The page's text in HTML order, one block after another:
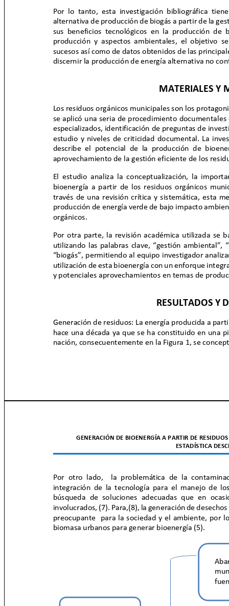
Por lo tanto, esta investigación bibliográfica
alternativa de producción de biogás a partir de la
sus beneficios tecnológicos en la producción de
producción y aspectos ambientales, el objetivo
sucesos así como de datos obtenidos de las
discernir la producción de energía alternativa no
MATERIALES Y
Los residuos orgánicos municipales son los
se aplicó una seria de procedimiento
especializados, identificación de preguntas de
estudio y niveles de criticidad documental. La
describe el potencial de la producción de
aprovechamiento de la gestión eficiente de los
El estudio analiza la conceptualización, la
bioenergía a partir de los residuos orgánicos
través de una revisión crítica y sistemática, esta
producción de energía verde de bajo impacto
orgánicos.
Por otra parte, la revisión académica utilizada se
utilizando las palabras clave, “gestión ambiental”,
“biogás”, permitiendo al equipo investigador
utilización de esta bioenergía con un enforque
y potenciales aprovechamientos en temas de
RESULTADOS Y
Generación de residuos: La energía producida a
hace una década ya que se ha constituido en
nación, consecuentemente en la Figura 1, se
GENERACIÓN DE BIOENERGÍA A PARTIR DE
ESTADÍSTICA
Por otro lado,
la problemática de la
integración de la tecnología para el manejo de
búsqueda de soluciones adecuadas que en
involucrados, (7). Para,(8), la generación de
preocupante para la sociedad y el ambiente, por
biomasa urbanos para generar bioenergía (5).